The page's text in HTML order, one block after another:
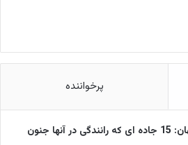
پرخواننده
خطرناک ترین جاده های جهان: 15 جاده ای که رانندگی در آنها جنون